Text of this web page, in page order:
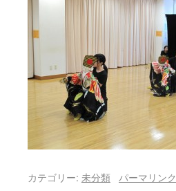
カテゴリー: 未分類
パーマリンク